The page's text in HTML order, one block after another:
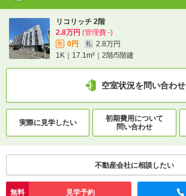
リコリッチ 2階
2.8万円 (管理費 -)
敷 0円 礼
2.8万円
1K｜17.1m²｜2階/5階建
空室状況を問い合わせ
実際に見学したい
初期費用について
問い合わせ
不動産会社に相談したい
無料 見学予約